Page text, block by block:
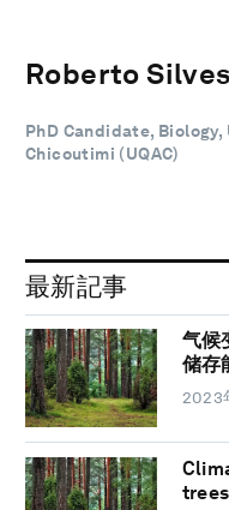
Roberto
PhD Candidate,
Chicoutimi (UQAC)
最新記事
气候
储存
2023